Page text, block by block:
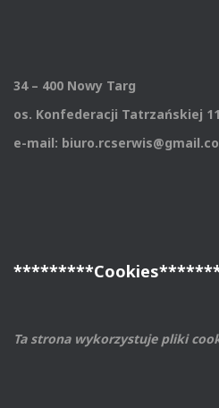
34 – 400 Nowy Targ
os. Konfederacji Tatrzańskiej
e-mail:
Ta strona wykorzystuje pliki